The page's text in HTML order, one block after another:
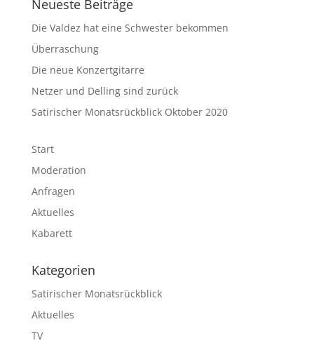
Neueste Beiträge
Die Valdez hat eine Schwester bekommen
Überraschung
Die neue Konzertgitarre
Netzer und Delling sind zurück
Satirischer Monatsrückblick Oktober 2020
Start
Moderation
Anfragen
Aktuelles
Kabarett
Kategorien
Satirischer Monatsrückblick
Aktuelles
TV